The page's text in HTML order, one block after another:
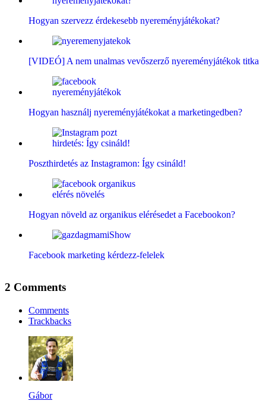
Hogyan szervezz érdekesebb nyereményjátékokat?
[VIDEÓ] A nem unalmas vevőszerző nyereményjátékok titka
Hogyan használj nyereményjátékokat a marketingedben?
Poszthirdetés az Instagramon: Így csináld!
Hogyan növeld az organikus elérésedet a Facebookon?
Facebook marketing kérdezz-felelek
2 Comments
Comments
Trackbacks
Gábor